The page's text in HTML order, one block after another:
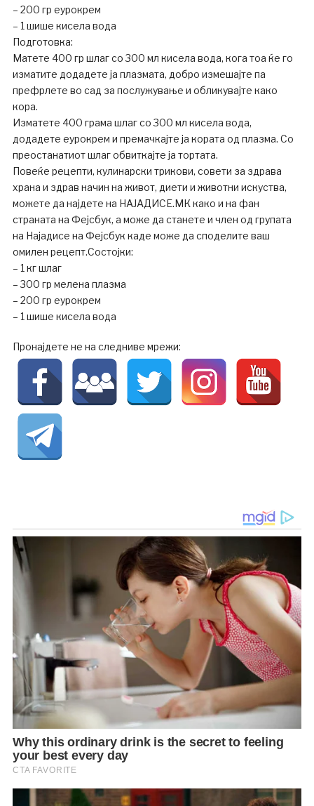
– 200 гр еурокрем
– 1 шише кисела вода
Подготовка:
Матете 400 гр шлаг со 300 мл кисела вода, кога тоа ќе го
изматите додадете ја плазмата, добро измешајте па
префрлете во сад за послужување и обликувајте како
кора.
Изматете 400 грама шлаг со 300 мл кисела вода,
додадете еурокрем и премачкајте ја кората од плазма. Со
преостанатиот шлаг обвиткајте ја тортата.
Повеќе рецепти, кулинарски трикови, совети за здрава
храна и здрав начин на живот, диети и животни искуства,
можете да најдете на НАЈАДИСЕ.МК како и на фан
страната на Фејсбук, а може да станете и член од групата
на Најадисе на Фејсбук каде може да споделите ваш
омилен рецепт.Состојки:
– 1 кг шлаг
– 300 гр мелена плазма
– 200 гр еурокрем
– 1 шише кисела вода
Пронајдете не на следниве мрежи: